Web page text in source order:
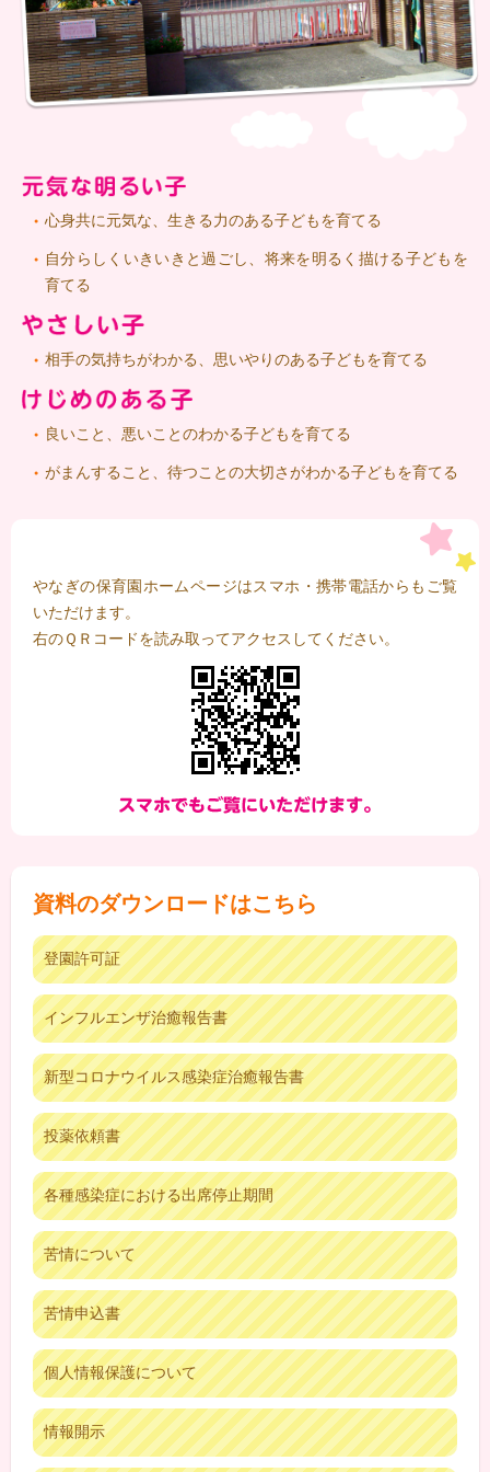
心身共に元気な、生きる力のある子どもを育てる
自分らしくいきいきと過ごし、 将来を明るく描ける子どもを
育てる
相手の気持ちがわかる、思いやりのある子どもを育てる
良いこと、悪いことのわかる子どもを育てる
がまんすること、待つことの大切さがわかる子どもを育てる
やなぎの保育園ホームページはスマホ・携帯電話からもご覧
いただけます。
右のＱＲコードを読み取ってアクセスしてください。
資料のダウンロードはこちら
登園許可証
インフルエンザ治癒報告書
新型コロナウイルス感染症治癒報告書
投薬依頼書
各種感染症における出席停止期間
苦情について
苦情申込書
個人情報保護について
情報開示